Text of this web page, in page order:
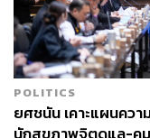
ทั้งนี้ ในฐานะประช
ตำรวจทุกฝ่าย ตั้งแต่
ภาค 9 ไปจนถึง พล.
ตำรวจแห่งชาติ ซึ่งข
ทั้งชิ้นส่วนรถที่ถูกชำ
POLITICS
ยศชนัน เคาะแผนคว